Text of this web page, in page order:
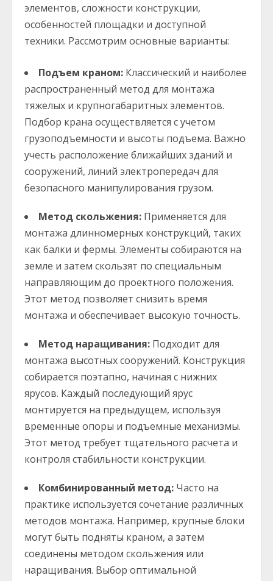
элементов, сложности конструкции,
особенностей площадки и доступной
техники. Рассмотрим основные варианты:
Подъем краном: Классический и наиболее
распространенный метод для монтажа
тяжелых и крупногабаритных элементов.
Подбор крана осуществляется с учетом
грузоподъемности и высоты подъема. Важно
учесть расположение ближайших зданий и
сооружений, линий электропередач для
безопасного манипулирования грузом.
Метод скольжения: Применяется для
монтажа длинномерных конструкций, таких
как балки и фермы. Элементы собираются на
земле и затем скользят по специальным
направляющим до проектного положения.
Этот метод позволяет снизить время
монтажа и обеспечивает высокую точность.
Метод наращивания: Подходит для
монтажа высотных сооружений. Конструкция
собирается поэтапно, начиная с нижних
ярусов. Каждый последующий ярус
монтируется на предыдущем, используя
временные опоры и подъемные механизмы.
Этот метод требует тщательного расчета и
контроля стабильности конструкции.
Комбинированный метод: Часто на
практике используется сочетание различных
методов монтажа. Например, крупные блоки
могут быть подняты краном, а затем
соединены методом скольжения или
наращивания. Выбор оптимальной